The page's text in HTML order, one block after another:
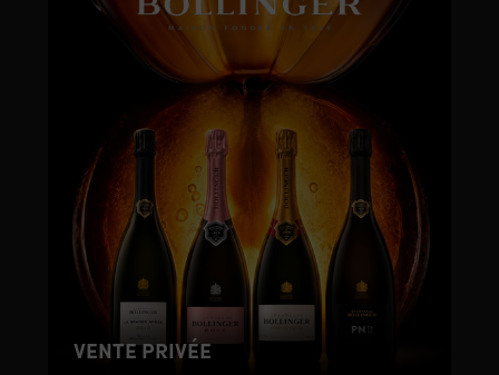
VENTE PRIVÉE